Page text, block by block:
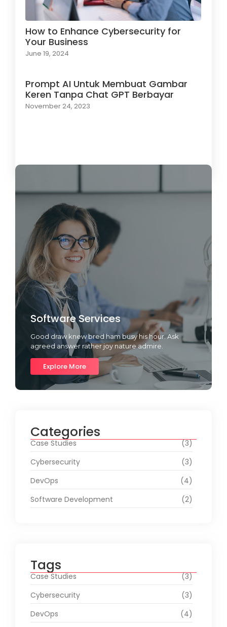
How to Enhance Cybersecurity for
Your Business
June 19, 2024
Prompt AI Untuk Membuat Gambar
Keren Tanpa Chat GPT Berbayar
November 24, 2023
Software Services
Good draw knew bred ham busy his hour. Ask
agreed answer rather joy nature admire.
Explore More
Categories
Case Studies
(3)
Cybersecurity
(3)
DevOps
(4)
Software Development
(2)
Tags
Case Studies
(3)
Cybersecurity
(3)
DevOps
(4)